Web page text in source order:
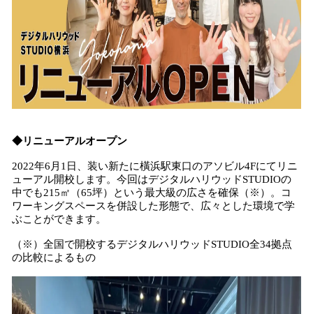
◆リニューアルオープン
2022年6月1日、装い新たに橫浜駅東口のアソビル4Fにてリニ
ューアル開校します。今回はデジタルハリウッドSTUDIOの
中でも215㎡（65坪）という最大級の広さを確保（※）。コ
ワーキングスペースを併設した形態で、広々とした環境で学
ぶことができます。
（※）全国で開校するデジタルハリウッドSTUDIO全34拠点
の比較によるもの